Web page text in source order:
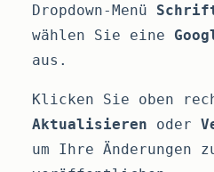
Dropdown-Menü
wählen Sie eine
aus.
Klicken Sie oben
Aktualisieren oder
um Ihre Änderungen